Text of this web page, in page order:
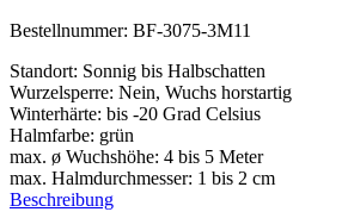
Bestellnummer: BF-3075-3M11
Standort: Sonnig bis Halbschatten
Wurzelsperre: Nein, Wuchs horstartig
Winterhärte: bis -20 Grad Celsius
Halmfarbe: grün
max. ø Wuchshöhe: 4 bis 5 Meter
max. Halmdurchmesser: 1 bis 2 cm
Beschreibung